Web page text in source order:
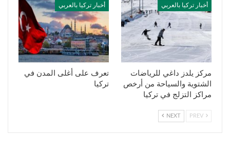
أخبار تركيا بالعربي
مركز يلدز داغي للرياضات
الشتوية والسياحة من أرخص
مراكز التزلج في تركيا
أخبار تركيا بالعربي
تعرف على أغلى المدن في
تركيا
NEXT